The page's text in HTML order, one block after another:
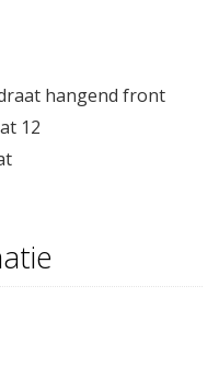
hangend front
12